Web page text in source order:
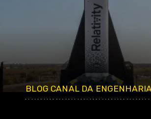
BLOG CANAL DA ENGENHARIA